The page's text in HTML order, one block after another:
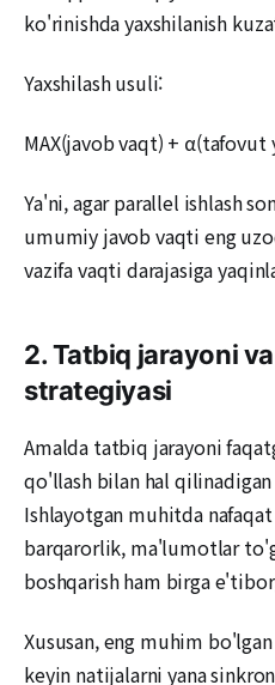
ko'rinishda yaxshilanish
Yaxshilash usuli:
MAX(javob vaqt) + α(tafovut
Ya'ni, agar parallel ishlash
umumiy javob vaqti eng
vazifa vaqti darajasiga
2. Tatbiq jarayoni
strategiyasi
Amalda tatbiq jarayoni
qo'llash bilan hal
Ishlayotgan muhitda
barqarorlik, ma'lumotlar
boshqarish ham birga
Xususan, eng muhim
keyin natijalarni yana